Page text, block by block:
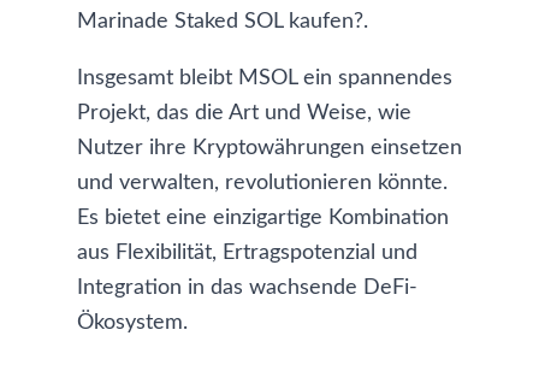
Marinade Staked SOL kaufen?.
Insgesamt bleibt MSOL ein spannendes
Projekt, das die Art und Weise, wie
Nutzer ihre Kryptowährungen einsetzen
und verwalten, revolutionieren könnte.
Es bietet eine einzigartige Kombination
aus Flexibilität, Ertragspotenzial und
Integration in das wachsende DeFi-
Ökosystem.